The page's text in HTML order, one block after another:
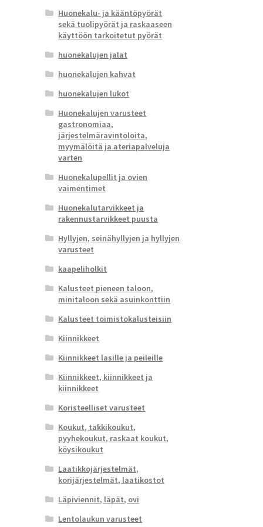
Huonekalu- ja kääntöpyörät
sekä tuolipyörät ja raskaaseen
käyttöön tarkoitetut pyörät
huonekalujen jalat
huonekalujen kahvat
huonekalujen lukot
Huonekalujen varusteet
gastronomiaa,
järjestelmäravintoloita,
myymälöitä ja ateriapalveluja
varten
Huonekalupellit ja ovien
vaimentimet
Huonekalutarvikkeet ja
rakennustarvikkeet puusta
Hyllyjen, seinähyllyjen ja hyllyjen
varusteet
kaapeliholkit
Kalusteet pieneen taloon,
minitaloon sekä asuinkonttiin
Kalusteet toimistokalusteisiin
Kiinnikkeet
Kiinnikkeet lasille ja peileille
Kiinnikkeet, kiinnikkeet ja
kiinnikkeet
Koristeelliset varusteet
Koukut, takkikoukut,
pyyhekoukut, raskaat koukut,
köysikoukut
Laatikkojärjestelmät,
korijärjestelmät, laatikostot
Läpiviennit, läpät, ovi
Lentolaukun varusteet